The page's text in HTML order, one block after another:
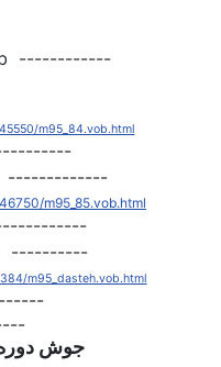
------------ 80mb ---------------
m95_84.vob.html
------------- 48mb -------------
m95_85.vob.html
---------- 102mb ----------
m95_dasteh.vob.html
جوش